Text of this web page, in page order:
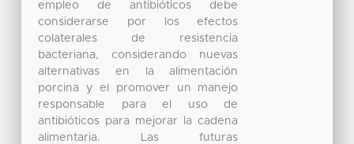
empleo de antibióticos debe
considerarse por los efectos
colaterales de resistencia
bacteriana, considerando nuevas
alternativas en la alimentación
porcina y el promover un manejo
responsable para el uso de
antibióticos para mejorar la cadena
alimentaria. Las futuras